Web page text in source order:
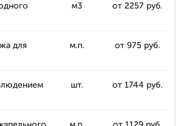
м3 от 2257 руб.
для
м.п. от 975 руб.
шт. от 1744 руб.